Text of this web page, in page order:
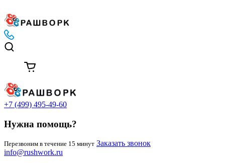
+7 (499) 495-49-60
Нужна помощь?
Перезвоним в течение 15 минут Заказать звонок
info@rushwork.ru